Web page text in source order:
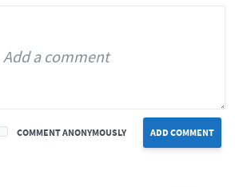
ADD COMMENT
COMMENT ANONYMOUSLY